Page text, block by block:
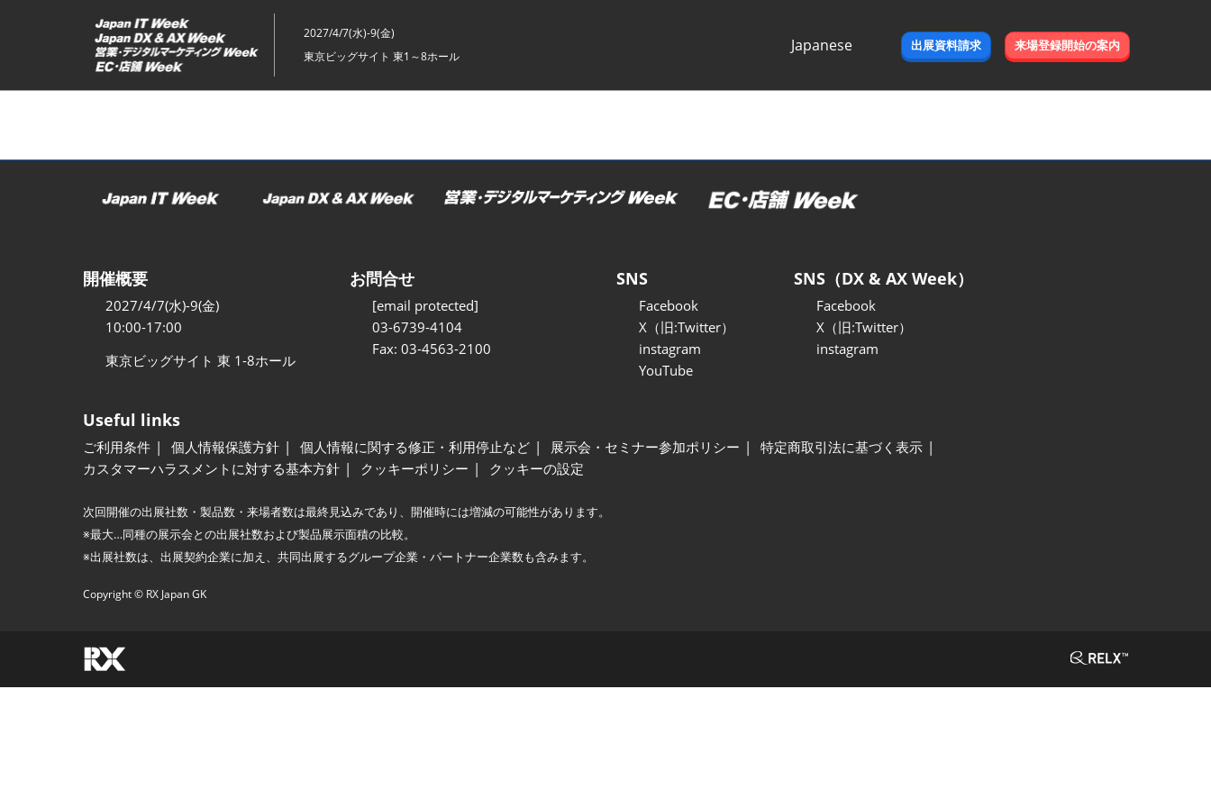
ッ
2027/4/7(水)-9(金)
東京ビッグサイト 東1～8ホール
Japanese
出展資料請求 来場登録開始の案内
開催概要
2027/4/7(水)-9(金)
10:00-17:00
東京ビッグサイト 東 1-8ホール
お問合せ
[email protected]
03-6739-4104
Fax: 03-4563-2100
SNS
Facebook
X（旧:Twitter）
instagram
YouTube
SNS（DX & AX Week）
Facebook
X（旧:Twitter）
instagram
Useful links
ご利用条件 個人情報保護方針 個人情報に関する修正・利用停止など 展示会・セミナー参加ポリシー
特定商取引法に基づく表示
カスタマーハラスメントに対する基本方針
クッキーポリシー クッキーの設定
次回開催の出展社数・製品数・来場者数は最終見込みであり、開催時には増減の可能性があります。
※最大…同種の展示会との出展社数および製品展示面積の比較。
※出展社数は、出展契約企業に加え、共同出展するグループ企業・パートナー企業数も含みます。
Copyright © RX Japan GK